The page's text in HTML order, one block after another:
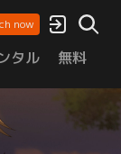
now
タル 無料